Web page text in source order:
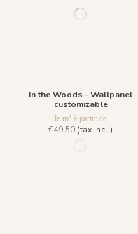
In the Woods - Wallpanel
customizable
le m² à partir de
€49.50 (tax incl.)